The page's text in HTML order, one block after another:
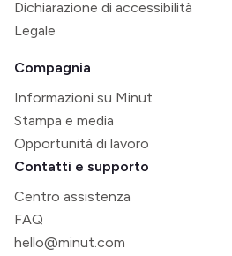
Dichiarazione di accessibilità
Legale
Compagnia
Informazioni su Minut
Stampa e media
Opportunità di lavoro
Contatti e supporto
Centro assistenza
FAQ
hello@minut.com